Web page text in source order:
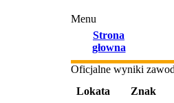
Menu
Strona
głowna
Oficjalne wyniki
Lokata
Znak